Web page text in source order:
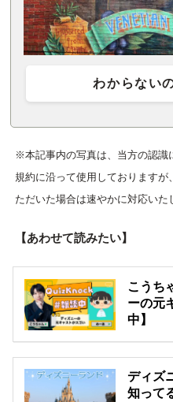
わからない
※本記事内の写真は、当方の認識
規約に沿って使用しております
ただいた場合は速やかに対応いた
【あわせて読みたい】
こうち
ーの元
中】
ディズ
知って